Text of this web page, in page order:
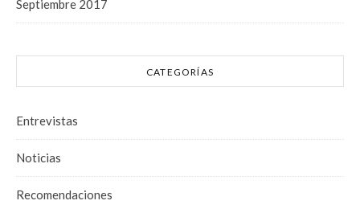
Septiembre 2017
CATEGORÍAS
Entrevistas
Noticias
Recomendaciones